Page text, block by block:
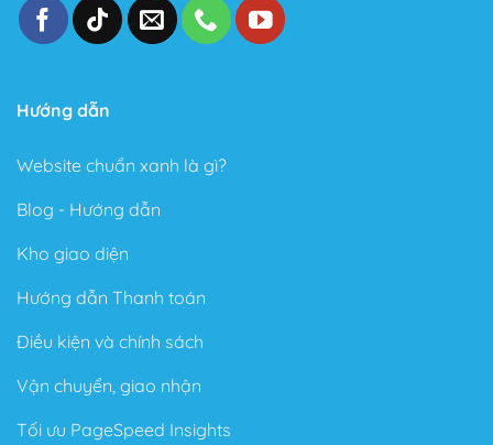
Hướng dẫn
Website chuẩn xanh là gì?
Blog - Hướng dẫn
Kho giao diện
Hướng dẫn Thanh toán
Điều kiện và chính sách
Vận chuyển, giao nhận
Tối ưu PageSpeed Insights